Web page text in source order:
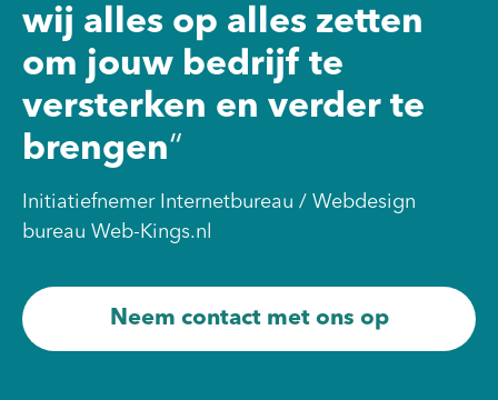
wij alles op alles zetten
om jouw bedrijf te
versterken en verder te
brengen“
Initiatiefnemer Internetbureau / Webdesign
bureau Web-Kings.nl
Neem contact met ons op